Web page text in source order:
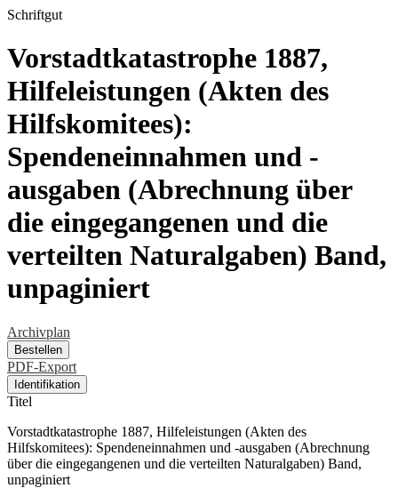
Schriftgut
Vorstadtkatastrophe 1887,
Hilfeleistungen (Akten des
Hilfskomitees):
Spendeneinnahmen und -
ausgaben (Abrechnung über
die eingegangenen und die
verteilten Naturalgaben) Band,
unpaginiert
Archivplan
Bestellen
PDF-Export
Identifikation
Titel
Vorstadtkatastrophe 1887, Hilfeleistungen (Akten des
Hilfskomitees): Spendeneinnahmen und -ausgaben (Abrechnung
über die eingegangenen und die verteilten Naturalgaben) Band,
unpaginiert